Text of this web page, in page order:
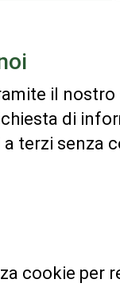
il
di
terzi senza
cookie per